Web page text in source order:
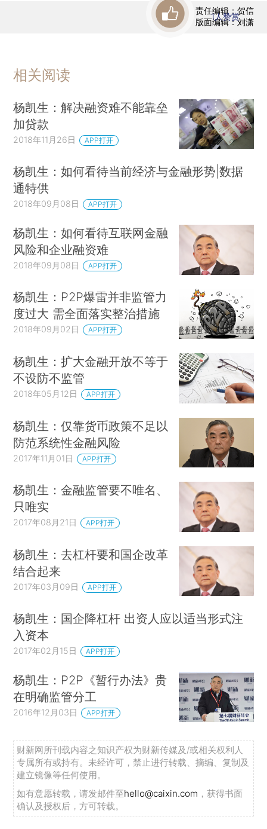
责任编辑：贺信
版面编辑：刘潇
1人赞赏
相关阅读
杨凯生：解决融资难不能靠垒
加贷款
2018年11月26日 APP打开
杨凯生：如何看待当前经济与金融形势|数据
通特供
2018年09月08日 APP打开
杨凯生：如何看待互联网金融
风险和企业融资难
2018年09月08日 APP打开
杨凯生：P2P爆雷并非监管力
度过大 需全面落实整治措施
2018年09月02日 APP打开
杨凯生：扩大金融开放不等于
不设防不监管
2018年05月12日 APP打开
杨凯生：仅靠货币政策不足以
防范系统性金融风险
2017年11月01日 APP打开
杨凯生：金融监管要不唯名、
只唯实
2017年08月21日 APP打开
杨凯生：去杠杆要和国企改革
结合起来
2017年03月09日 APP打开
杨凯生：国企降杠杆 出资人应以适当形式注
入资本
2017年02月15日 APP打开
杨凯生：P2P《暂行办法》贵
在明确监管分工
2016年12月03日 APP打开
财新网所刊载内容之知识产权为财新传媒及/或相关权利人
专属所有或持有。未经许可，禁止进行转载、摘编、复制及
建立镜像等任何使用。
如有意愿转载，请发邮件至hello@caixin.com ，获得书面
确认及授权后，方可转载。